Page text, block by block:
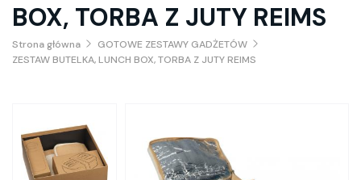
BOX, TORBA Z JUTY REIMS
Strona główna
GOTOWE ZESTAWY GADŻETÓW
ZESTAW BUTELKA, LUNCH BOX, TORBA Z JUTY REIMS